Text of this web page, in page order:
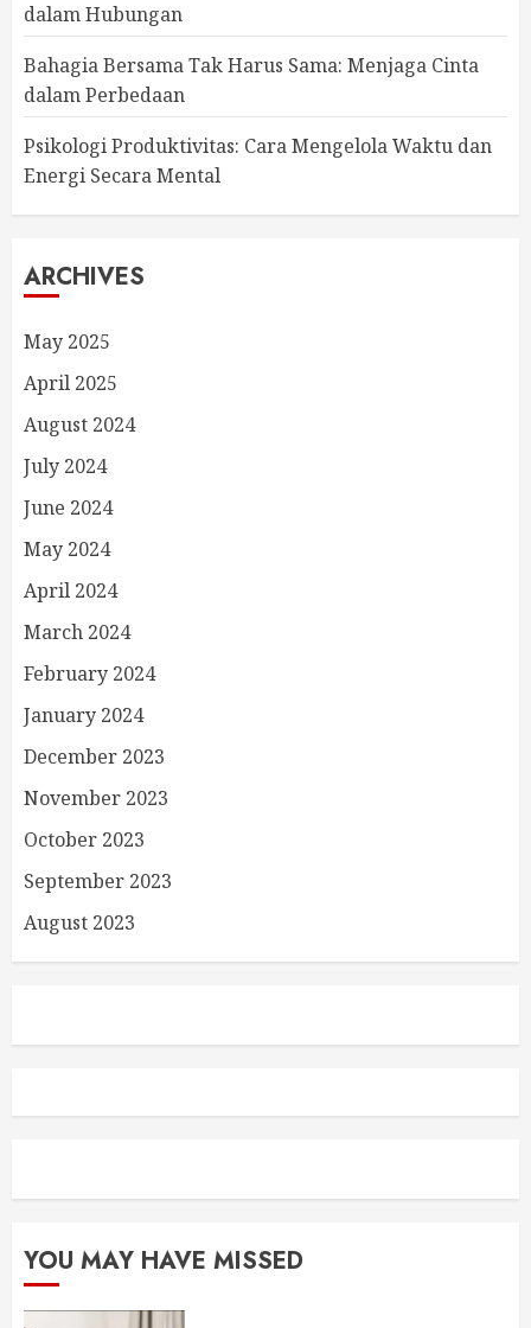
dalam Hubungan
Bahagia Bersama Tak Harus Sama: Menjaga Cinta
dalam Perbedaan
Psikologi Produktivitas: Cara Mengelola Waktu dan
Energi Secara Mental
ARCHIVES
May 2025
April 2025
August 2024
July 2024
June 2024
May 2024
April 2024
March 2024
February 2024
January 2024
December 2023
November 2023
October 2023
September 2023
August 2023
YOU MAY HAVE MISSED